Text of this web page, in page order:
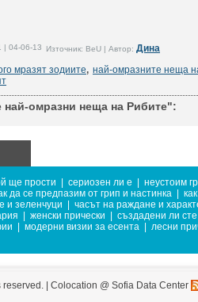
| 04-06-13 Източник: BeU | Автор: Дина
мразят зодиите, най-омразните неща
най-омразни неща на Рибите":
ще прости сериозен ли е
неустоим
да се предпазим от грип и настинка
и зеленчуци
часът на раждане и
женски прически
създадени ли
модерни визии за есента
лесни
| Colocation @ Sofia Data Center